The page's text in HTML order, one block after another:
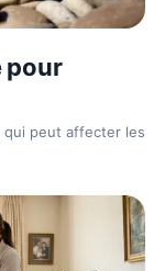
pour
qui peut affecter les